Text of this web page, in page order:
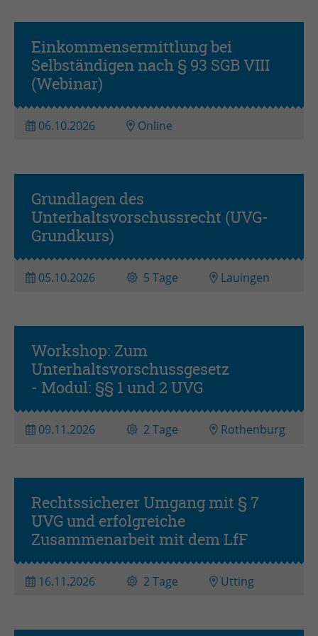
Einkommensermittlung bei
Selbständigen nach § 93 SGB VIII
(Webinar)
06.10.2026 Online
Grundlagen des
Unterhaltsvorschussrecht (UVG-
Grundkurs)
05.10.2026 5 Tage Lauingen
Workshop: Zum
Unterhaltsvorschussgesetz
- Modul: §§ 1 und 2 UVG
09.11.2026 2 Tage Rothenburg
Rechtssicherer Umgang mit § 7
UVG und erfolgreiche
Zusammenarbeit mit dem LfF
16.11.2026 2 Tage Utting
Zweck Login geschlossener Bereich
Name be_lastLoginProvider
Laufzeit 1 Monat
Zweck Admin-Login Redaktionssystem
be_typo3_user
Anbieter TYPO3
Name PHPSESSID
Anbieter PHP
Zweck Betrieb TYPO3